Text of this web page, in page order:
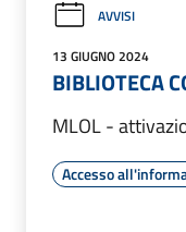
AVVISI
13 GIUGNO 2024
BIBLIOTECA
MLOL -
Accesso